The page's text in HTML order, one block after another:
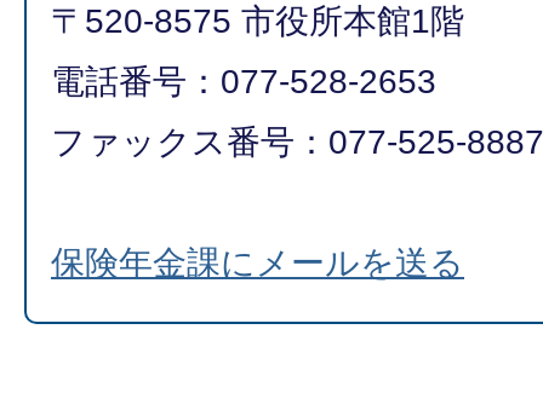
〒520-8575 市役所本館1階
電話番号：077-528-2653
ファックス番号：077-525-8887
保険年金課にメールを送る